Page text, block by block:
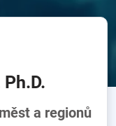
a regionů